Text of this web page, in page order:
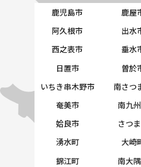
鹿児島市 鹿屋
阿久根市
出水
西之表市
垂水
日置市
曽於
いちき串木野市
南さつ
奄美市
南九
姶良市
さつ
湧水町
大崎
錦江町
南大